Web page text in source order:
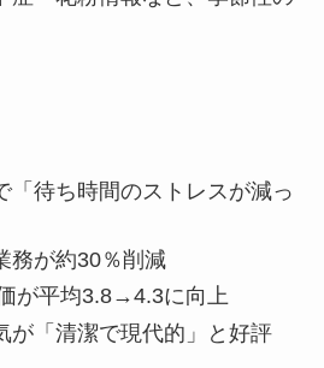
「待ち時間のストレスが減っ
務が約30％削減
が平均3.8→4.3に向上
が「清潔で現代的」と好評